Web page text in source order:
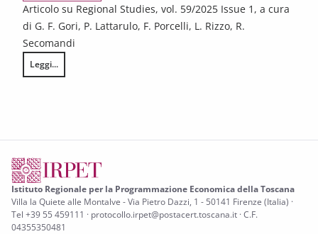
Articolo su Regional Studies, vol. 59/2025 Issue 1, a cura
di G. F. Gori, P. Lattarulo, F. Porcelli, L. Rizzo, R.
Secomandi
Leggi...
Does inter-municipal cooperation affect spending vs output?
Istituto Regionale per la Programmazione Economica della Toscana
Villa la Quiete alle Montalve - Via Pietro Dazzi, 1 - 50141 Firenze (Italia) ·
Tel +39 55 459111 · protocollo.irpet@postacert.toscana.it · C.F.
04355350481